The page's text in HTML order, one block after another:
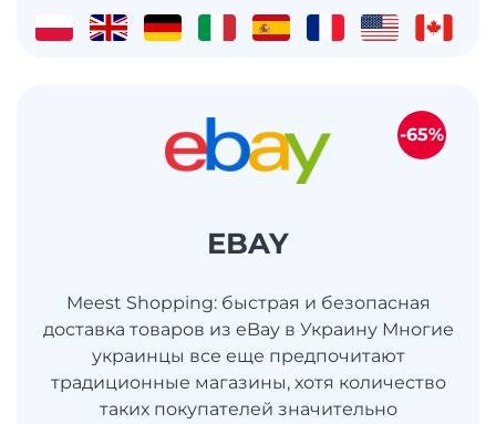
EBAY
Meest Shopping: быстрая и безопасная
доставка товаров из eBay в Украину Многие
украинцы все еще предпочитают
традиционные магазины, хотя количество
таких покупателей значительно
-65%